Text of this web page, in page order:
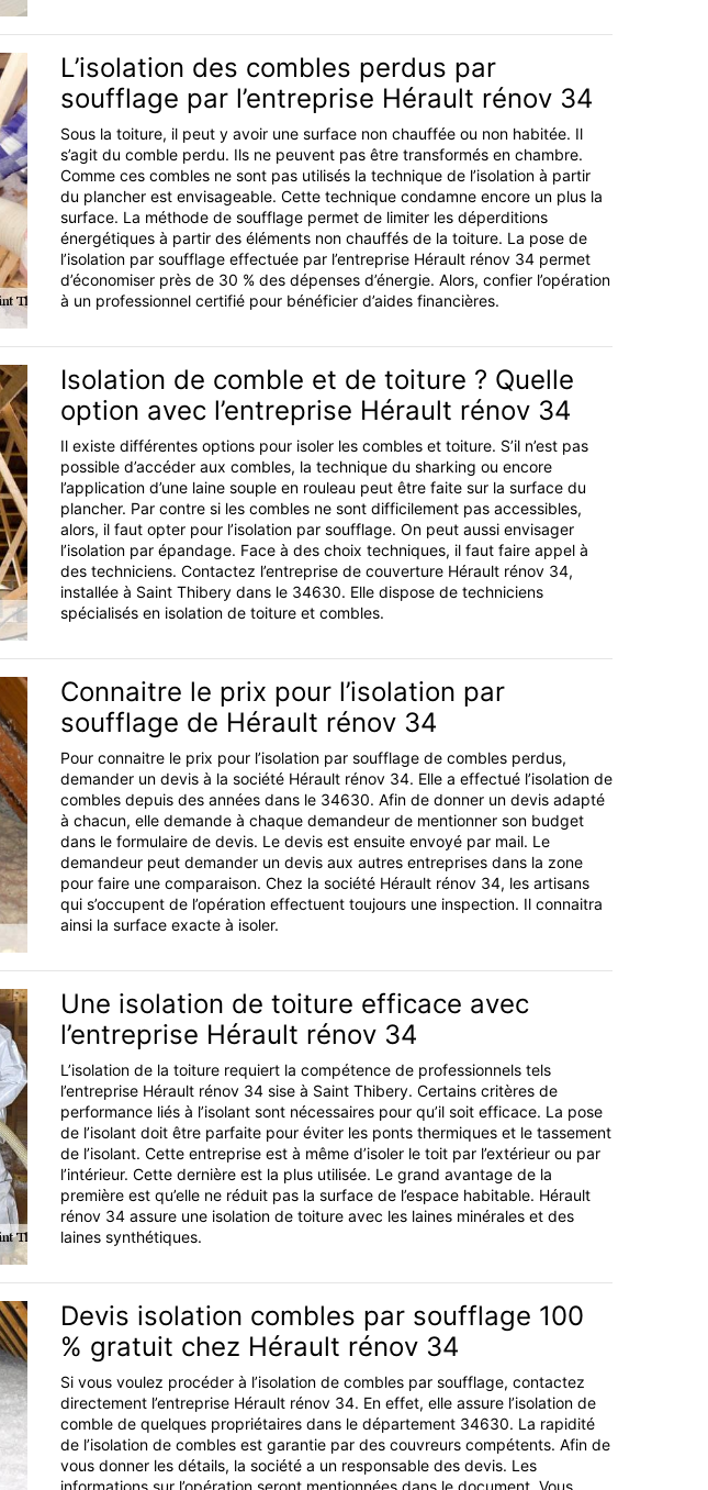
L’isolation des combles perdus par
soufflage par l’entreprise Hérault rénov 34
Sous la toiture, il peut y avoir une surface non chauffée ou non habitée. Il
s’agit du comble perdu. Ils ne peuvent pas être transformés en chambre.
Comme ces combles ne sont pas utilisés la technique de l’isolation à partir
du plancher est envisageable. Cette technique condamne encore un plus la
surface. La méthode de soufflage permet de limiter les déperditions
énergétiques à partir des éléments non chauffés de la toiture. La pose de
l’isolation par soufflage effectuée par l’entreprise Hérault rénov 34 permet
d’économiser près de 30 % des dépenses d’énergie. Alors, confier l’opération
à un professionnel certifié pour bénéficier d’aides financières.
Isolation de comble et de toiture ? Quelle
option avec l’entreprise Hérault rénov 34
Il existe différentes options pour isoler les combles et toiture. S’il n’est pas
possible d’accéder aux combles, la technique du sharking ou encore
l’application d’une laine souple en rouleau peut être faite sur la surface du
plancher. Par contre si les combles ne sont difficilement pas accessibles,
alors, il faut opter pour l’isolation par soufflage. On peut aussi envisager
l’isolation par épandage. Face à des choix techniques, il faut faire appel à
des techniciens. Contactez l’entreprise de couverture Hérault rénov 34,
installée à Saint Thibery dans le 34630. Elle dispose de techniciens
spécialisés en isolation de toiture et combles.
Connaitre le prix pour l’isolation par
soufflage de Hérault rénov 34
Pour connaitre le prix pour l’isolation par soufflage de combles perdus,
demander un devis à la société Hérault rénov 34. Elle a effectué l’isolation de
combles depuis des années dans le 34630. Afin de donner un devis adapté
à chacun, elle demande à chaque demandeur de mentionner son budget
dans le formulaire de devis. Le devis est ensuite envoyé par mail. Le
demandeur peut demander un devis aux autres entreprises dans la zone
pour faire une comparaison. Chez la société Hérault rénov 34, les artisans
qui s’occupent de l’opération effectuent toujours une inspection. Il connaitra
ainsi la surface exacte à isoler.
Une isolation de toiture efficace avec
l’entreprise Hérault rénov 34
L’isolation de la toiture requiert la compétence de professionnels tels
l’entreprise Hérault rénov 34 sise à Saint Thibery. Certains critères de
performance liés à l’isolant sont nécessaires pour qu’il soit efficace. La pose
de l’isolant doit être parfaite pour éviter les ponts thermiques et le tassement
de l’isolant. Cette entreprise est à même d’isoler le toit par l’extérieur ou par
l’intérieur. Cette dernière est la plus utilisée. Le grand avantage de la
première est qu’elle ne réduit pas la surface de l’espace habitable. Hérault
rénov 34 assure une isolation de toiture avec les laines minérales et des
laines synthétiques.
Devis isolation combles par soufflage 100
% gratuit chez Hérault rénov 34
Si vous voulez procéder à l’isolation de combles par soufflage, contactez
directement l’entreprise Hérault rénov 34. En effet, elle assure l’isolation de
comble de quelques propriétaires dans le département 34630. La rapidité
de l’isolation de combles est garantie par des couvreurs compétents. Afin de
vous donner les détails, la société a un responsable des devis. Les